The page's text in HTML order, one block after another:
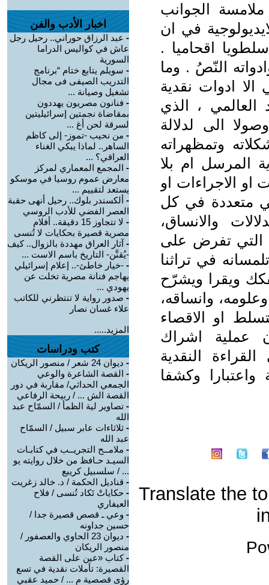
الجوانب
في ان
اقحاميا .
النّصُ . وما
ادوات نقدية
، الذي
الى لدلالة
وتمظهراته
المرسل ام بلا
او الاجراءات او
متعددة في كل
والانساق،
التي تفرض على
في تراثنا
ويقرا ويشرّح
وانساقه،
او الاقصاء
عملية اشراك
النقدية
وكشفا
Translate the
اخبار الأدب والفن
- عبد الرزاق حوراني.. رحيل رجل
عاش في كواليس الدراما
السورية
- سويلم يتابع ختام “برنامج
التدريب الصيفى فى مجال
تشغيل وصيانة ...
- فنانون مصريون يهددون
بمقاضاة نجمتين إسرائيليتين
لسرقة لحن أغ ...
- من نحيب -تموز- إلى كاظم
الساهر.. لماذا يبكي الغناء
العراقي؟ ...
- المجمع المعماري لمركز
معارض عموم روسيا في موسكو
يستعد لتقييم ...
- ألكسندر بلوك.. رحيل أنهى حقبة
العصر الفضي للأدب الروسي
-
لا تتجاوز 15 دقيقة.. أفلام
مصرية قصيرة بحكايات لا تُنسى
- آثار العراق مهددة بالزوال.. كيف
-يُقنَّن- التاريخ باسم الاست ...
- -خيار خاطئ-.. إعلام إسرائيلي
يهاجم فنانة مصرية تخلت عن
يهودي ...
- صدور رواية لا تنتظرني للكاتب
علاء غسان نصار
المزيد.....
كتب ودراسات
- ديوان 24 شعر / منصور الريكان
- القصة الشاعرة والوعي
الجمعي الحداثي/ مقاربة في دور
القصة الش ... / ربيحة الرفاعي
- تصاوير لية الظمأ / السمّاح عبد
الله
- ثلاثاءات عابر سبيل / السمّاح
عبد الله
- ملامــح التجريــب في كتابـات
السيـد حـافظ من خلال روايته يو
... / سلسبيل كريبع
- قناديل الحكمة / د. خالد زغريت
- حكاياتْ تَكاد تُنسى / فلاح
العيفاري
- وعي ـ قصص قصيرة جدا /
حسين جداونه
-
ديوان 23 الحاوي والعصفور /
منصور الريكان
-كتاب «عين على القصة
القصيرة: تأملات نقدية في تسع
رؤى قصصية م ... / حميد عقبي